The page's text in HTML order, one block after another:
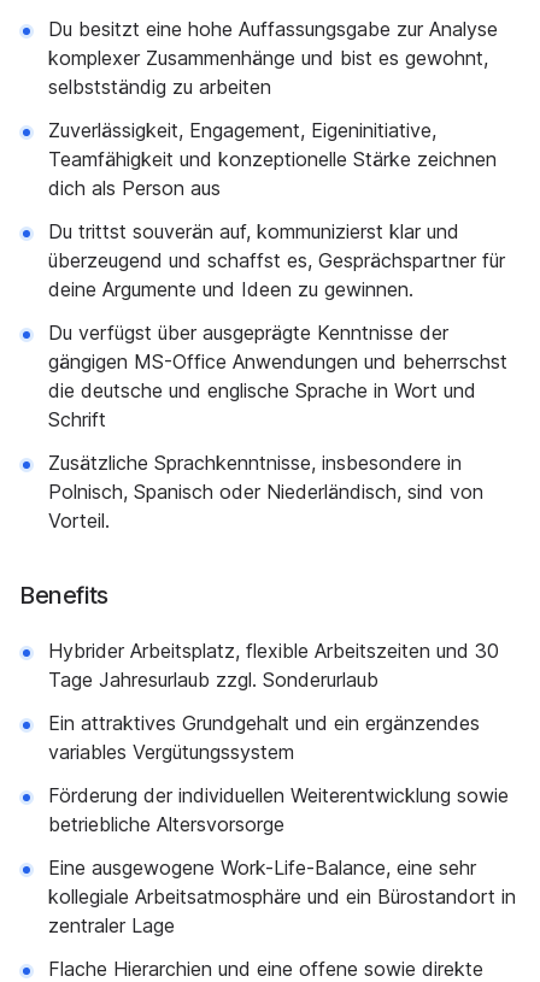
Du besitzt eine hohe Auffassungsgabe zur Analyse
komplexer Zusammenhänge und bist es gewohnt,
selbstständig zu arbeiten
Zuverlässigkeit, Engagement, Eigeninitiative,
Teamfähigkeit und konzeptionelle Stärke zeichnen
dich als Person aus
Du trittst souverän auf, kommunizierst klar und
überzeugend und schaffst es, Gesprächspartner für
deine Argumente und Ideen zu gewinnen.
Du verfügst über ausgeprägte Kenntnisse der
gängigen MS-Office Anwendungen und beherrschst
die deutsche und englische Sprache in Wort und
Schrift
Zusätzliche Sprachkenntnisse, insbesondere in
Polnisch, Spanisch oder Niederländisch, sind von
Vorteil.
Benefits
Hybrider Arbeitsplatz, flexible Arbeitszeiten und 30
Tage Jahresurlaub zzgl. Sonderurlaub
Ein attraktives Grundgehalt und ein ergänzendes
variables Vergütungssystem
Förderung der individuellen Weiterentwicklung sowie
betriebliche Altersvorsorge
Eine ausgewogene Work-Life-Balance, eine sehr
kollegiale Arbeitsatmosphäre und ein Bürostandort in
zentraler Lage
Flache Hierarchien und eine offene sowie direkte